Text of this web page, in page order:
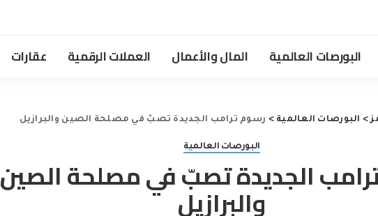
البورصات العالمية المال والأعمال العملات الرقمية عقارات
> البورصات العالمية > رسوم ترامب الجديدة تصبّ في مصلحة الصين والبرازيل
البورصات العالمية
الجديدة تصبّ في مصلحة الصين
والبرازيل